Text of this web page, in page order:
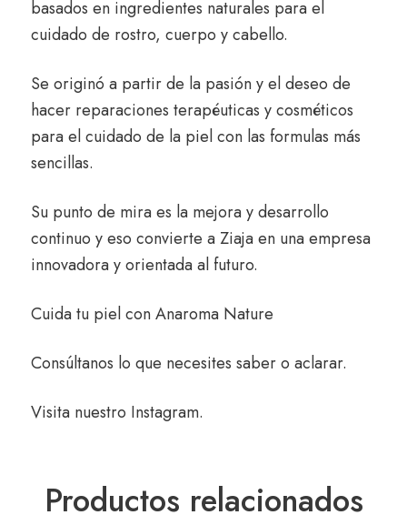
basados en ingredientes naturales para el
cuidado de rostro, cuerpo y cabello.
Se originó a partir de la pasión y el deseo de
hacer reparaciones terapéuticas y cosméticos
para el cuidado de la piel con las formulas más
sencillas.
Su punto de mira es la mejora y desarrollo
continuo y eso convierte a Ziaja en una empresa
innovadora y orientada al futuro.
Cuida tu piel conAnaroma Nature
Consúltanos lo que necesites saber o aclarar.
Visita nuestro Instagram.
Productos relacionados